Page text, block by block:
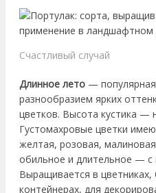
Счастливый случай
Длинное лето —
разнообразием ярких
цветков. Высота кустика —
Густомахровые цветки
желтая, розовая,
обильное и длительное —
Выращивается в
контейнерах, для